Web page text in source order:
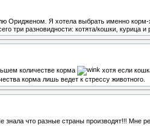
Оридженом. Я хотела выбрать именно корм-
три разновидности: котята/кошки, курица
количестве корма
хотя если
корма лишь ведет к стрессу животного.
что разные страны производят!!! Мне